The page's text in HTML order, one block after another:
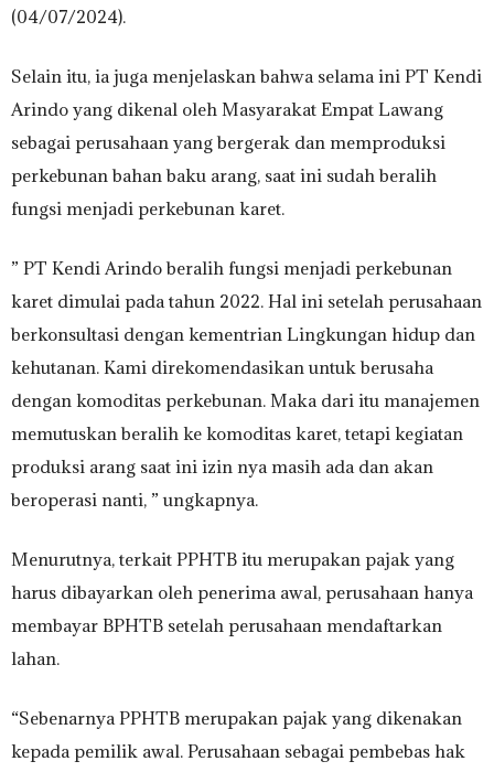
(04/07/2024).
Selain itu, ia juga menjelaskan bahwa selama ini PT Kendi
Arindo yang dikenal oleh Masyarakat Empat Lawang
sebagai perusahaan yang bergerak dan memproduksi
perkebunan bahan baku arang, saat ini sudah beralih
fungsi menjadi perkebunan karet.
” PT Kendi Arindo beralih fungsi menjadi perkebunan
karet dimulai pada tahun 2022. Hal ini setelah perusahaan
berkonsultasi dengan kementrian Lingkungan hidup dan
kehutanan. Kami direkomendasikan untuk berusaha
dengan komoditas perkebunan. Maka dari itu manajemen
memutuskan beralih ke komoditas karet, tetapi kegiatan
produksi arang saat ini izin nya masih ada dan akan
beroperasi nanti, ” ungkapnya.
Menurutnya, terkait PPHTB itu merupakan pajak yang
harus dibayarkan oleh penerima awal, perusahaan hanya
membayar BPHTB setelah perusahaan mendaftarkan
lahan.
“Sebenarnya PPHTB merupakan pajak yang dikenakan
kepada pemilik awal. Perusahaan sebagai pembebas hak